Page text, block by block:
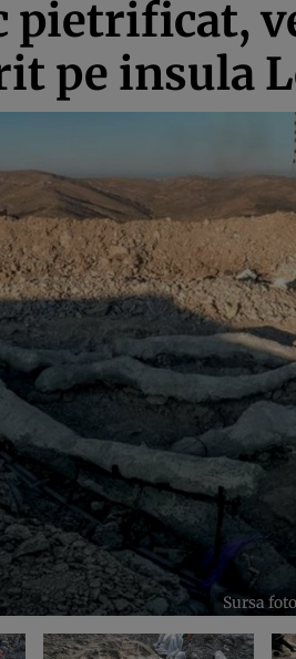
pietrificat,
pe insula
Sursa